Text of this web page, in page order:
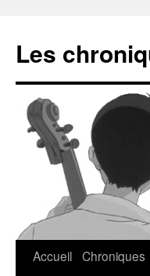
Les
Accueil Chroniques